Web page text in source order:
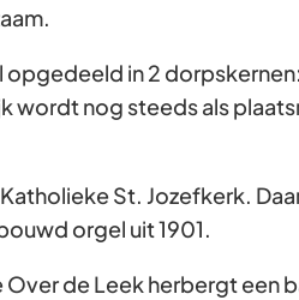
in 2
wordt nog steeds als
St. Jozefkerk.
orgel uit 1901.
de Leek herbergt een